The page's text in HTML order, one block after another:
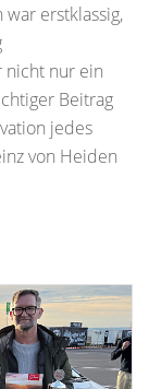
erstklassig,
nicht nur ein
Beitrag
jedes
von Heiden